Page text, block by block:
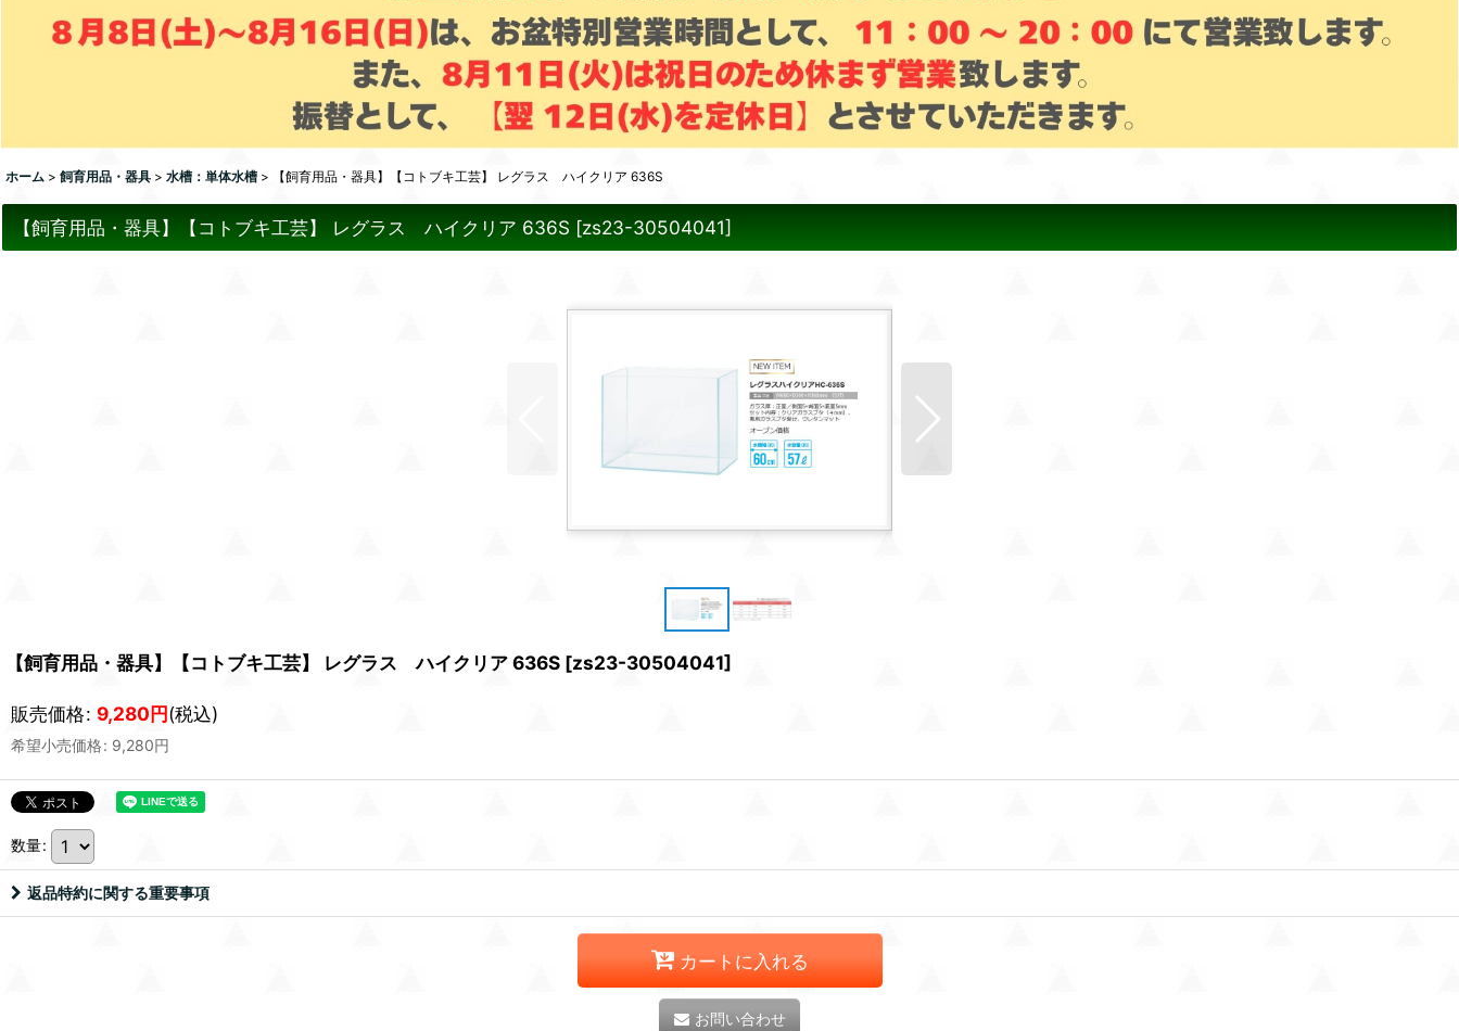
ホーム > 飼育用品・器具 > 水槽：単体水槽 > 【飼育用品・器具】【コトブキ工芸】 レグラス ハイクリア 636S
【飼育用品・器具】【コトブキ工芸】 レグラス ハイクリア 636S [zs23-30504041]
【飼育用品・器具】【コトブキ工芸】 レグラス ハイクリア 636S [zs23-30504041]
販売価格: 9,280円(税込)
希望小売価格: 9,280円
数量:
返品特約に関する重要事項
カートに入れる
お問い合わせ